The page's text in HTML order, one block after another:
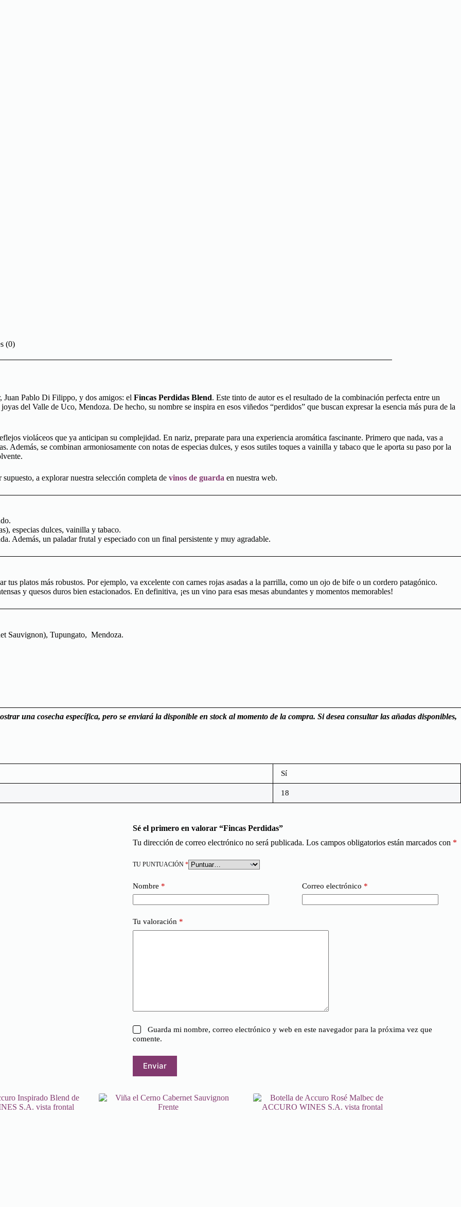
(0)
Juan Pablo Di Filippo, y dos amigos: el Fincas Perdidas Blend. Este tinto de autor es el resultado de la combinación perfecta entre un
del Valle de Uco, Mendoza. De hecho, su nombre se inspira en esos viñedos “perdidos” que buscan expresar la esencia más pura de la
violáceos que ya anticipan su complejidad. En nariz, preparate para una experiencia aromática fascinante. Primero que nada, vas a
Además, se combinan armoniosamente con notas de especias dulces, y esos sutiles toques a vainilla y tabaco que le aporta su paso por la
a explorar nuestra selección completa de vinos de guarda en nuestra web.
especias dulces, vainilla y tabaco.
Además, un paladar frutal y especiado con un final persistente y muy agradable.
tus platos más robustos. Por ejemplo, va excelente con carnes rojas asadas a la parrilla, como un ojo de bife o un cordero patagónico.
y quesos duros bien estacionados. En definitiva, ¡es un vino para esas mesas abundantes y momentos memorables!
Sauvignon), Tupungato, Mendoza.
una cosecha específica, pero se enviará la disponible en stock al momento de la compra. Si desea consultar las añadas disponibles,
Sí
18
Sé el primero en valorar “Fincas Perdidas”
Tu dirección de correo electrónico no será publicada. Los campos obligatorios están marcados con *
TU PUNTUACIÓN *
Nombre * Correo electrónico *
Tu valoración *
Guarda mi nombre, correo electrónico y web en este navegador para la próxima vez que
comente.
Enviar